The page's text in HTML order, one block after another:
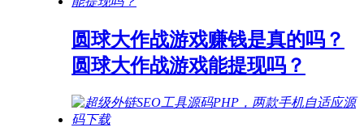
圆球大作战游戏赚钱是真的吗？
圆球大作战游戏能提现吗？